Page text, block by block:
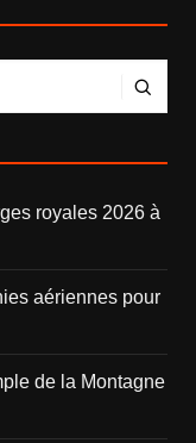
royales 2026 à
aériennes pour
de la Montagne